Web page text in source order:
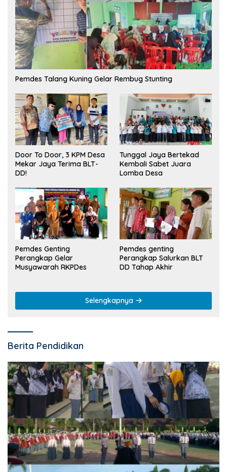
Pemdes Talang Kuning Gelar Rembug Stunting
Door To Door, 3 KPM Desa
Mekar Jaya Terima BLT-
DD!
Tunggal Jaya Bertekad
Kembali Sabet Juara
Lomba Desa
Pemdes Genting
Perangkap Gelar
Musyawarah RKPDes
Pemdes genting
Perangkap Salurkan BLT
DD Tahap Akhir
Selengkapnya
Berita Pendidikan